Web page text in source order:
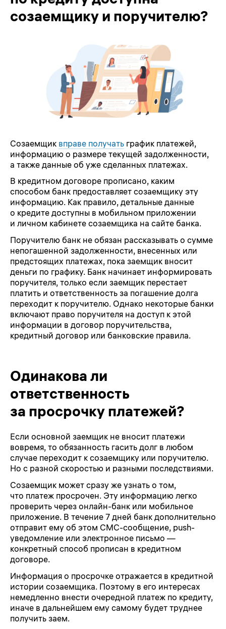
созаемщику и поручителю?
Созаемщик вправе получать график платежей,
информацию о размере текущей задолженности,
а также данные об уже сделанных платежах.
В кредитном договоре прописано, каким
способом банк предоставляет созаемщику эту
информацию. Как правило, детальные данные
о кредите доступны в мобильном приложении
и личном кабинете созаемщика на сайте банка.
Поручителю банк не обязан рассказывать о сумме
непогашенной задолженности, внесенных или
предстоящих платежах, пока заемщик вносит
деньги по графику. Банк начинает информировать
поручителя, только если заемщик перестает
платить и ответственность за погашение долга
переходит к поручителю. Однако некоторые банки
включают право поручителя на доступ к этой
информации в договор поручительства,
кредитный договор или банковские правила.
Одинакова ли
ответственность
за просрочку платежей?
Если основной заемщик не вносит платежи
вовремя, то обязанность гасить долг в любом
случае переходит к созаемщику или поручителю.
Но с разной скоростью и разными последствиями.
Созаемщик может сразу же узнать о том,
что платеж просрочен. Эту информацию легко
проверить через онлайн-банк или мобильное
приложение. В течение 7 дней банк дополнительно
отправит ему об этом СМС-сообщение, push-
уведомление или электронное письмо —
конкретный способ прописан в кредитном
договоре.
Информация о просрочке отражается в кредитной
истории созаемщика. Поэтому в его интересах
немедленно внести очередной платеж по кредиту,
иначе в дальнейшем ему самому будет труднее
получить заем.